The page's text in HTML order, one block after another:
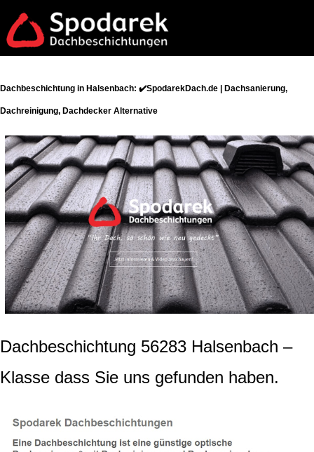
Dachbeschichtung in Halsenbach: ✔️SpodarekDach.de | Dachsanierung,
Dachreinigung, Dachdecker Alternative
Dachbeschichtung 56283 Halsenbach –
Klasse dass Sie uns gefunden haben.